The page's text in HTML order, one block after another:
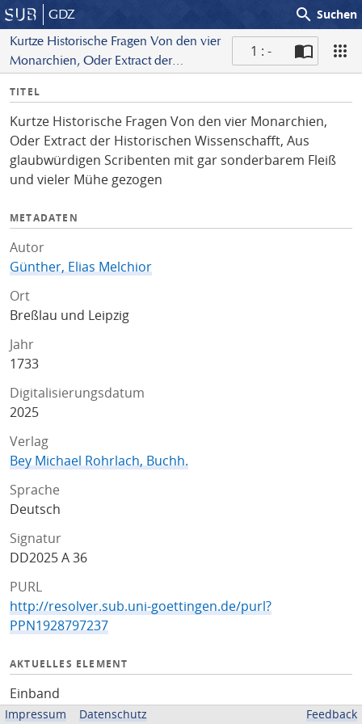
GDZ search Suchen
Kurtze Historische Fragen Von den vier
Monarchien, Oder Extract der
glaubwürdigen Scribenten mit gar
sonderbarem Fleiß und vieler
Mühe gezogen
1 : -
I
f
o
TITEL
Kurtze Historische Fragen Von den vier Monarchien,
Oder Extract der Historischen Wissenschafft, Aus
glaubwürdigen Scribenten mit gar sonderbarem Fleiß
und vieler Mühe gezogen
METADATEN
Autor
Günther, Elias Melchior
Ort
Breßlau und Leipzig
Jahr
1733
Digitalisierungsdatum
2025
Verlag
Bey Michael Rohrlach, Buchh.
Sprache
Deutsch
Signatur
DD2025 A 36
PURL
http://resolver.sub.uni-goettingen.de/purl?
PPN1928797237
AKTUELLES ELEMENT
Einband
Impressum Datenschutz Feedback